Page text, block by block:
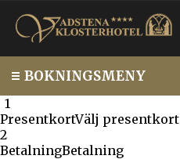
BOKNINGSMENY
1
PresentkortVälj presentkort
2
BetalningBetalning